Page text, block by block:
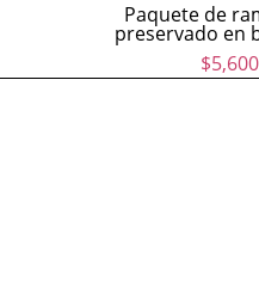
Paquete de
preservado en
$